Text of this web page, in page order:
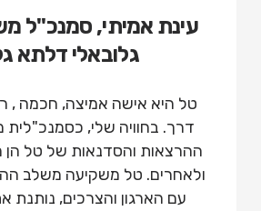
עינת אמיתי, סמנכ"ל
גלובאלי דלתא
טל היא אישה אמיצה, חכמה ,
דרך. בחוויה שלי, כסמנכ"לית
ההרצאות והסדנאות של טל הן
ולאחרים. טל משקיעה משלב
עם הארגון והצרכים,